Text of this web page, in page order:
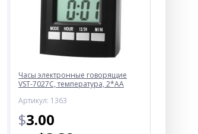
Часы электронные говорящие
VST-7027С, температура, 2*AA
Артикул: 1363
$3.00